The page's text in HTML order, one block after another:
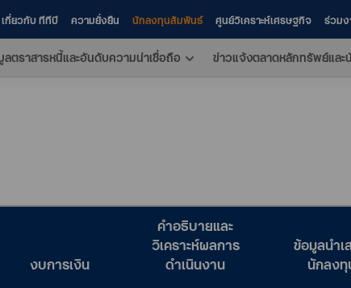
เกี่ยวกับ ทีทีบี ความยั่งยืน นักลงทุนสัมพันธ์ ศูนย์วิเคราะห์เศรษฐกิจ ร่วมง
ลตราสารหนี้และอันดับความน่าเชื่อถือ ข่าวแจ้งตลาดหลักทรัพย์และ
งบการเงิน
คำอธิบายและ
วิเคราะห์ผลการ
ดำเนินงาน
ข้อมูลนำเ
นักลงทุ